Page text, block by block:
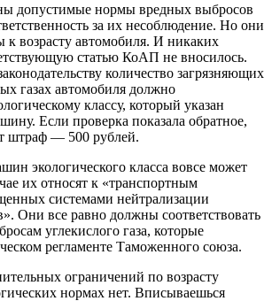
допустимые нормы вредных выбросов
за их несоблюдение. Но они
к возрасту автомобиля. И никаких
статью КоАП не вносилось.
количество загрязняющих
газах автомобиля должно
классу, который указан
Если проверка показала обратное,
штраф — 500 рублей.
экологического класса вовсе может
их относят к «транспортным
системами нейтрализации
Они все равно должны соответствовать
углекислого газа, которые
регламенте Таможенного союза.
ограничений по возрасту
нормах нет. Вписываешься